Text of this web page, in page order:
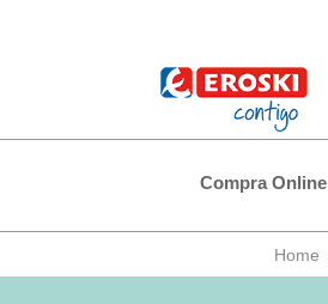
Compra Online
Home